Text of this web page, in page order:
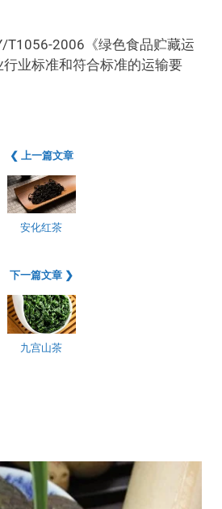
T1056-2006《绿色食品贮藏运
业标准和符合标准的运输要
❮ 上一篇文章
安化红茶
下一篇文章 ❯
九宫山茶